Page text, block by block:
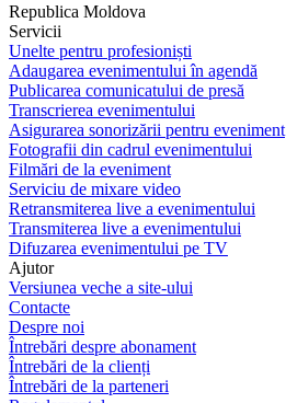
Republica Moldova
Servicii
Unelte pentru profesioniști
Adaugarea evenimentului în agendă
Publicarea comunicatului de presă
Transcrierea evenimentului
Asigurarea sonorizării pentru eveniment
Fotografii din cadrul evenimentului
Filmări de la eveniment
Serviciu de mixare video
Retransmiterea live a evenimentului
Transmiterea live a evenimentului
Difuzarea evenimentului pe TV
Ajutor
Versiunea veche a site-ului
Contacte
Despre noi
Întrebări despre abonament
Întrebări de la clienți
Întrebări de la parteneri